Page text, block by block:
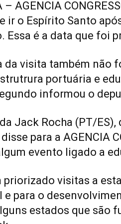
– AGENCIA
ir o Espírito Santo
Essa é a data que foi
da visita também não
portuária e
informou o
Jack Rocha (PT/
para a AGENCIA
evento ligado a
priorizado visitas a
e para o
estados que são